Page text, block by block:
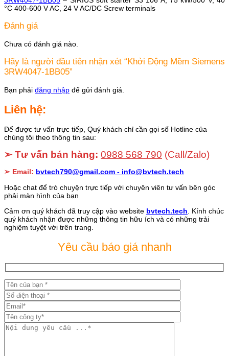
°C 400-600 V AC, 24 V AC/DC Screw terminals
Đánh giá
Chưa có đánh giá nào.
Hãy là người đầu tiên nhận xét “Khởi Động Mềm Siemens
3RW4047-1BB05”
Bạn phải đăng nhập để gửi đánh giá.
Liên hệ:
Để được tư vấn trực tiếp, Quý khách chỉ cần gọi số Hotline của
chúng tôi theo thông tin sau:
➢ Tư vấn bán hàng: 0988 568 790 (Call/Zalo)
➢ Email: bvtech790@gmail.com - info@bvtech.tech
Hoặc chat để trò chuyện trực tiếp với chuyên viên tư vấn bên góc
phải màn hình của bạn
Cảm ơn quý khách đã truy cập vào website bvtech.tech . Kính chúc
quý khách nhận được những thông tin hữu ích và có những trải
nghiệm tuyệt vời trên trang.
Yêu cầu báo giá nhanh